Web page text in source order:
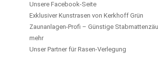
Unsere Facebook-Seite
Exklusiver Kunstrasen von Kerkhoff Grün
Zaunanlagen-Profi – Günstige
mehr
Unser Partner für Rasen-Verlegung